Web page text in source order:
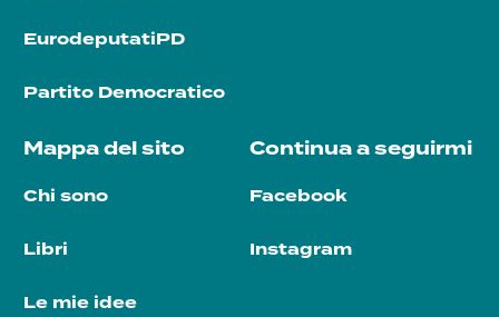
EurodeputatiPD
Partito Democratico
Mappa del sito
Chi sono
Libri
Le mie idee
Continua a seguirmi
Facebook
Instagram